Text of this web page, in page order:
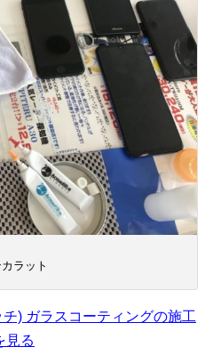
ラット
) ガラスコーティングの施工
見る